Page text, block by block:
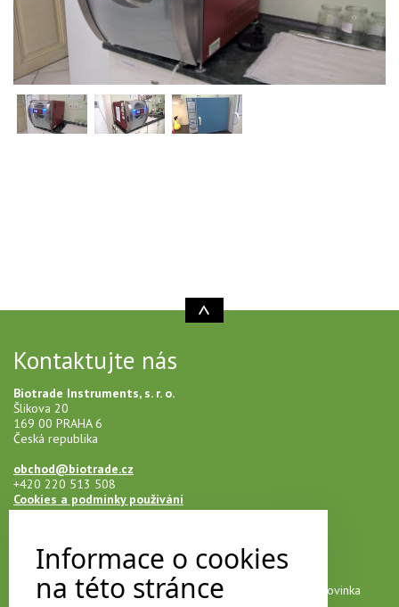
Kontaktujte nás
Biotrade Instruments, s. r. o.
Šlikova 20
169 00 PRAHA 6
Česká republika
obchod@biotrade.cz
+420 220 513 508
Cookies a podmínky používání
Novinky na e-mail
Přihlašte se k našemu newsletteru a neunikne vám žádná novinka
Informace o cookies
na této stránce